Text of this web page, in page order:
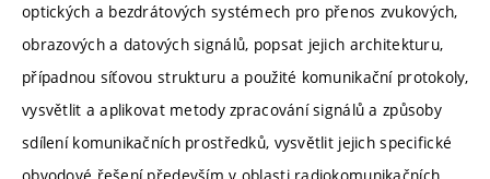
optických a bezdrátových systémech pro přenos zvukových,
obrazových a datových signálů, popsat jejich architekturu,
případnou síťovou strukturu a použité komunikační protokoly,
vysvětlit a aplikovat metody zpracování signálů a způsoby
sdílení komunikačních prostředků, vysvětlit jejich specifické